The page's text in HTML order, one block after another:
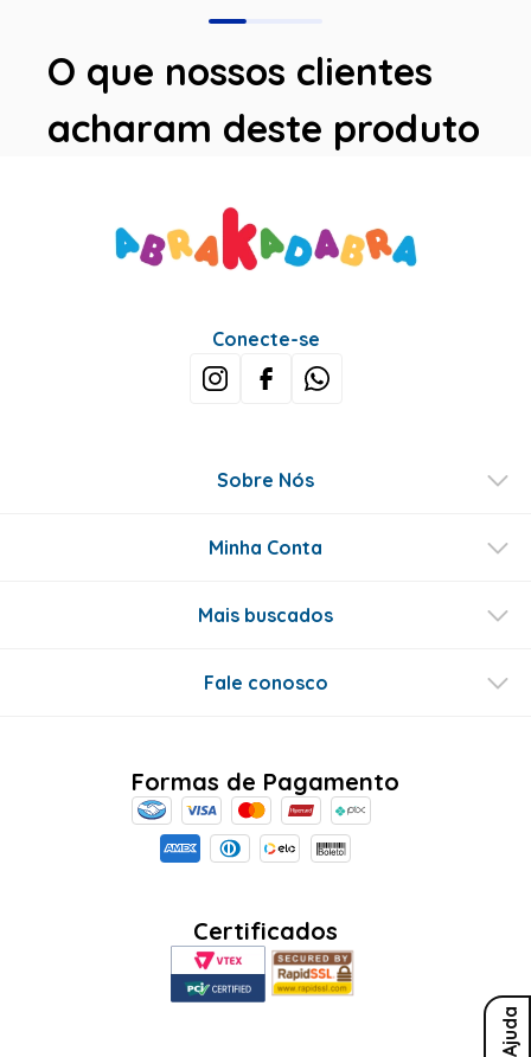
O que nossos clientes
acharam deste produto
Ajuda
Conecte-se
Sobre Nós
Minha Conta
Mais buscados
Fale conosco
Formas de Pagamento
Certificados